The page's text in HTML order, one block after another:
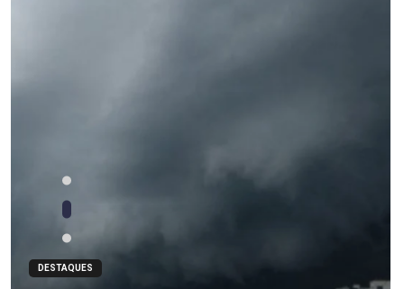
DESTAQUES